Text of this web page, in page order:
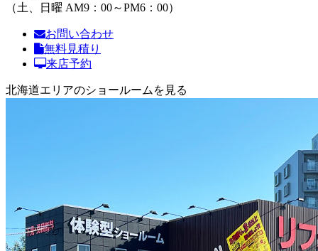
（土、日曜 AM9：00～PM6：00）
お問い合わせ
無料見積り
来店予約
北海道エリアのショールームを見る